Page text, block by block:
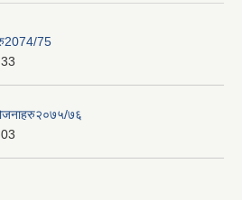
75
७६